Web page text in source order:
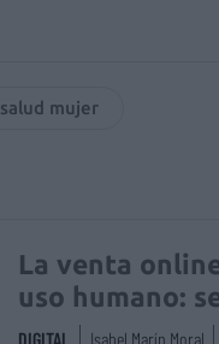
salud mujer
La venta
uso humano:
DIGITAL Isabel Marín Moral